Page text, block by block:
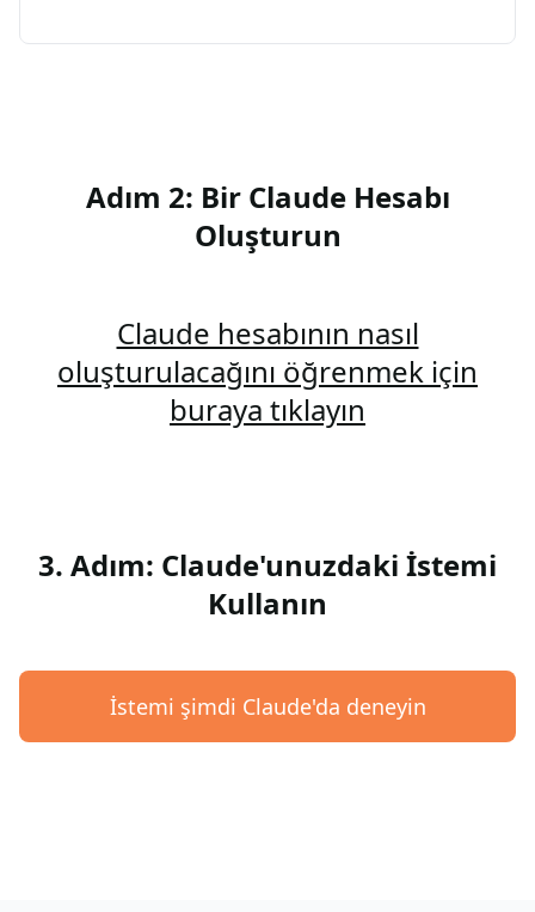
Adım 2: Bir Claude Hesabı
Oluşturun
Claude hesabının nasıl
oluşturulacağını öğrenmek için
buraya tıklayın
3. Adım: Claude'unuzdaki İstemi
Kullanın
İstemi şimdi Claude'da deneyin